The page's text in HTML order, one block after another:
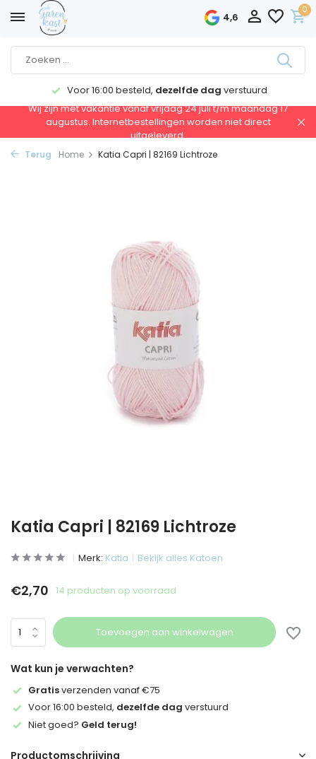
4,6
0
Voor 16:00 besteld, dezelfde dag verstuurd
Wij zijn met vakantie vanaf vrijdag 24 juli t/m maandag 17
augustus. Internetbestellingen worden niet direct
uitgeleverd.
Terug Home Katia Capri | 82169 Lichtroze
Katia Capri | 82169 Lichtroze
Merk: Katia Bekijk alles Katoen
€2,70 14 producten op voorraad
Toevoegen aan winkelwagen
Wat kun je verwachten?
Gratisverzenden vanaf €75
Voor 16:00 besteld, dezelfde dag verstuurd
Niet goed? Geld terug!
Productomschrijving